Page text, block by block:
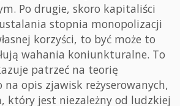
Po drugie, skoro kapitaliści
stopnia monopolizacji
korzyści, to być może to
wahania koniunkturalne. To
patrzeć na teorię
opis zjawisk reżyserowanych,
który jest niezależny od ludzkiej